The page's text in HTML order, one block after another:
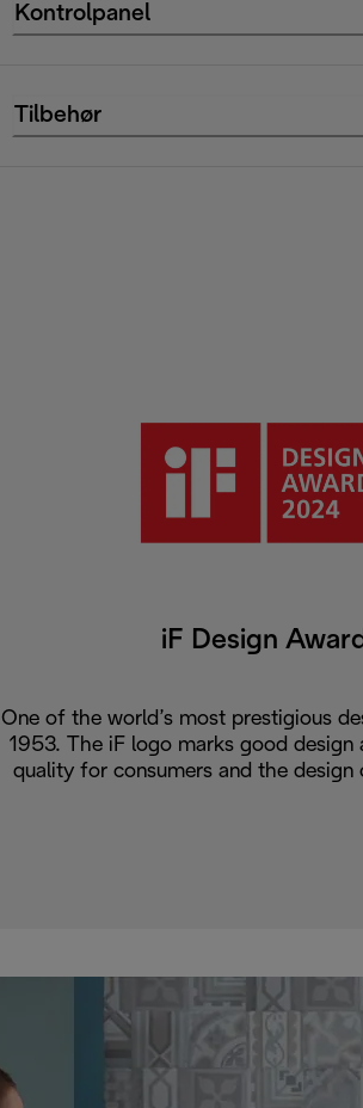
Kontrolpanel
Tilbehør
iF Design
One of the world’s most prestigious
1953. The iF logo marks good design
quality for consumers and the design